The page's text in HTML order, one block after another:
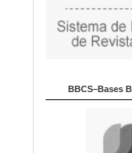
BBCS–Bases